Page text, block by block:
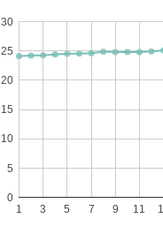
1 3 5 7 9 11
0
5
10
15
20
25
30